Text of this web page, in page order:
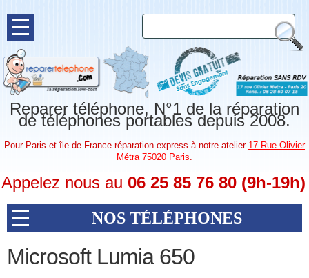
Reparer téléphone, N°1 de la réparation
de téléphones portables depuis 2008.
Pour Paris et île de France réparation express à notre atelier 17 Rue Olivier
Métra 75020 Paris.
Appelez nous au 06 25 85 76 80 (9h-19h)
NOS TÉLÉPHONES
Microsoft Lumia 650